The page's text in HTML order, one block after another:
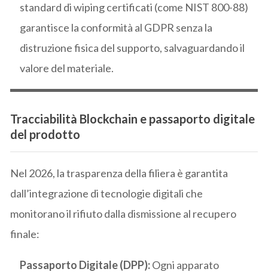
standard di wiping certificati (come NIST 800-88)
garantisce la conformità al GDPR senza la
distruzione fisica del supporto, salvaguardando il
valore del materiale.
Tracciabilità Blockchain e passaporto digitale
del prodotto
Nel 2026, la trasparenza della filiera è garantita
dall’integrazione di tecnologie digitali che
monitorano il rifiuto dalla dismissione al recupero
finale:
Passaporto Digitale (DPP):Ogni apparato